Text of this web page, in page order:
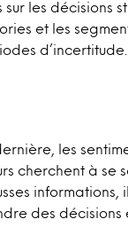
les décisions
et les
d’incertitude.
les
cherchent à se
informations,
des décisions